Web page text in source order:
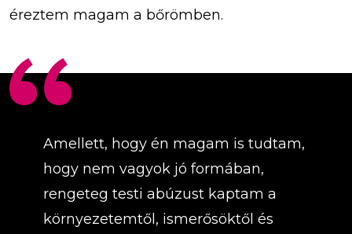
éreztem magam a bőrömben.
Amellett, hogy én magam is tudtam,
hogy nem vagyok jó formában,
rengeteg testi abúzust kaptam a
környezetemtől, ismerősöktől és